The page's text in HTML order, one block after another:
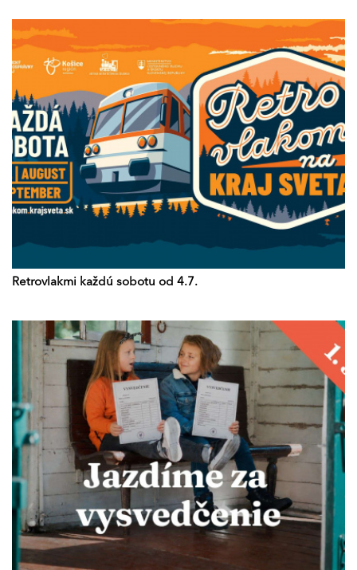
Retrovlakmi každú sobotu od 4.7.